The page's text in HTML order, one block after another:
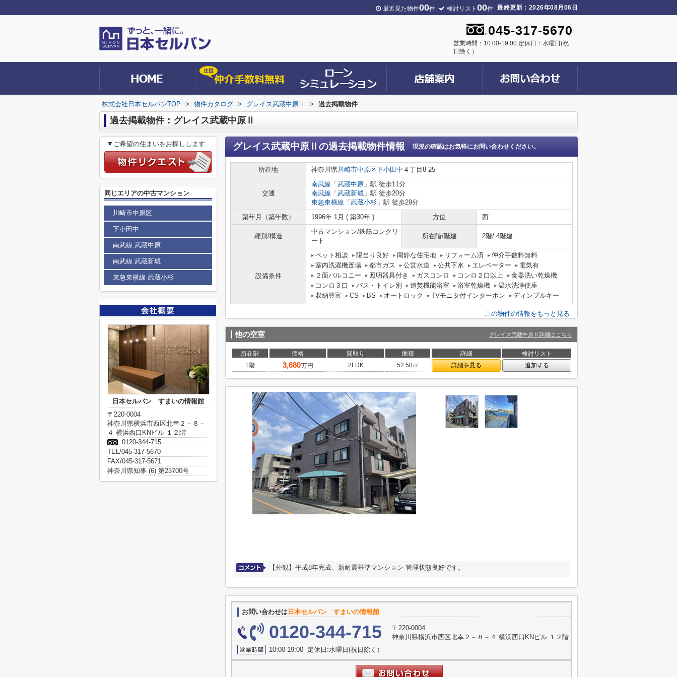
最近見た物件00件 検討リスト 00件 最終更新：2026年08月06日
045-317-5670
営業時間：10:00-19:00 定休日：水曜日(祝
日除く）
株式会社日本セルバンTOP > 物件カタログ > グレイス武蔵中原Ⅱ > 過去掲載物件
過去掲載物件：グレイス武蔵中原Ⅱ
グレイス武蔵中原Ⅱ の過去掲載物件情報 現況の確認はお気軽にお問い合わせください。
所在地 神奈川県川崎市中原区下小田中 ４丁目8-25
交通
南武線 「 武蔵中原 」駅 徒歩11分
南武線 「 武蔵新城 」駅 徒歩20分
東急東横線 「 武蔵小杉 」駅 徒歩29分
築年月（築年数）
1996年 1月 ( 築30年 ) 方位 西
種別/構造
中古マンション/鉄筋コンクリ
ート
所在階/階建 2階/ 4階建
設備条件
ペット相談 陽当り良好 閑静な住宅地 リフォーム済
仲介手数料無料
室内洗濯機置場
都市ガス 公営水道 公共下水 エレベーター
電気有
２面バルコニー
照明器具付き ガスコンロ コンロ２口以上
食器洗い乾燥機
コンロ３口
バス・トイレ別 追焚機能浴室 浴室乾燥機
温水洗浄便座
収納豊富
CS BS オートロック TVモニタ付インターホン ディンプルキー
この物件の情報をもっと見る
他の空室 グレイス武蔵中原Ⅱ詳細はこちら
所在階 価格 間取り 面積 詳細
検討リスト
1階
3,680万円 2LDK 52.50㎡ 詳細を見る 追加する
【外観】平成8年完成、新耐震基準マンション 管理状態良好です。
お問い合わせは 日本セルバン すまいの情報館
0120-344-715
〒220-0004
神奈川県横浜市西区北幸２－８－４ 横浜西口KNビル １２階
10:00-19:00 定休日:水曜日(祝日除く）
▼ご希望の住まいをお探しします
同じエリアの中古マンション
川崎市中原区
下小田中
南武線 武蔵中原
南武線 武蔵新城
東急東横線 武蔵小杉
日本セルバン すまいの情報館
〒220-0004
神奈川県横浜市西区北幸２－８－
４ 横浜西口KNビル １２階
0120-344-715
TEL/045-317-5670
FAX/045-317-5671
神奈川県知事 (6) 第23700号